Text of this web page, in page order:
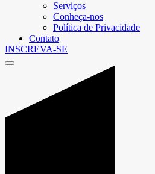
Serviços
Conheça-nos
Política de Privacidade
Contato
INSCREVA-SE